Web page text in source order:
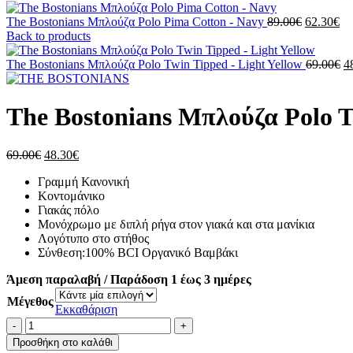
The Bostonians Μπλούζα Polo Pima Cotton - Navy 89.00€ Original
was:
89.00€.
62.30€Η
Back to products
The Bostonians Μπλούζα Polo Twin Tipped - Light Yellow 69.00€
The Bostonians Μπλούζα Polo
69.00€ Original
was:
69.00€.
48.30€Η
τιμή
είναι:
48.30€.
Γραμμή Κανονική
Κοντομάνικο
Γιακάς πόλο
Μονόχρωμο με διπλή ρήγα στον γιακά και στα μανίκια
Λογότυπο στο στήθος
Σύνθεση:100% BCI Οργανικό Βαμβάκι
Άμεση παραλαβή / Παράδοση 1 έως 3 ημέρες
Μέγεθος
Εκκαθάριση
The
Bostonians
Προσθήκη στο καλάθι